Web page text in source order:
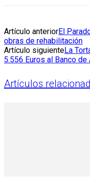
Artículo anteriorEl
obras de rehabilitación
Artículo siguienteLa
5.556 Euros al Banco
Artículos